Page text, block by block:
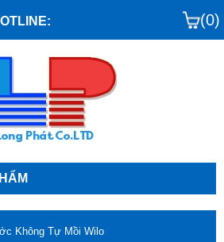
(0)
Không Tự Mồi Wilo